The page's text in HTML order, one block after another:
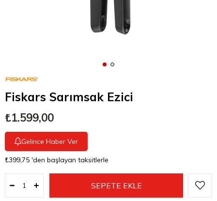
Fiskars Sarımsak Ezici
₺1.599,00
Gelince Haber Ver
₺399,75 'den başlayan taksitlerle